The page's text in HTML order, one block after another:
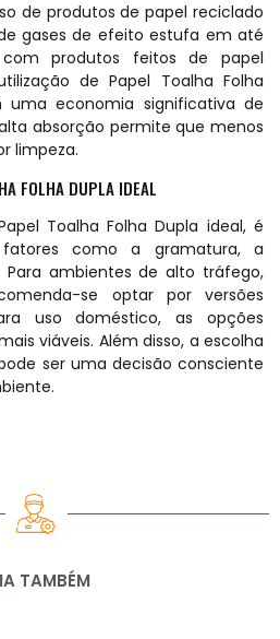
de produtos de papel reciclado
gases de efeito estufa em até
produtos feitos de papel
de Papel Toalha Folha
uma economia significativa de
absorção permite que menos
limpeza.
FOLHA DUPLA IDEAL
Toalha Folha Dupla ideal, é
fatores como a gramatura, a
ambientes de alto tráfego,
se optar por versões
uso doméstico, as opções
viáveis. Além disso, a escolha
ser uma decisão consciente
TAMBÉM